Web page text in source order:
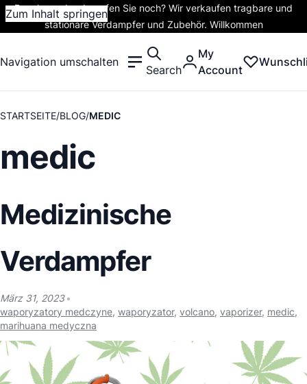
Zum Inhalt springen
Rauchen oder dampfen Sie noch? Wir verkaufen tragbare und
stationäre Verdampfer und Zubehör. Willkommen
Navigation umschalten
Search
My
Account
STARTSEITE BLOG MEDIC
medic
Medizinische
Verdampfer
März 31, 2023
waporyzatory medczyne, waporyzator, volcano, vaporizer, medic,
marihuana medyczna